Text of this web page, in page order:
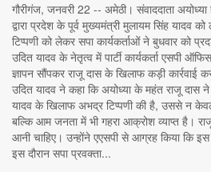
गौरीगंज, जनवरी 22 -- अमेठी। संवाददाता
द्वारा प्रदेश के पूर्व मुख्यमंत्री मुलायम सिंह यादव
टिप्पणी को लेकर सपा कार्यकर्ताओं ने बुधवार को
उदित यादव के नेतृत्व में पार्टी कार्यकर्ता एसपी
ज्ञापन सौंपकर राजू दास के खिलाफ कड़ी कार्रवाई
उदित यादव ने कहा कि अयोध्या के महंत राजू दास
यादव के खिलाफ अभद्र टिप्पणी की है, उससे न केवल
बल्कि आम जनता में भी गहरा आक्रोश व्याप्त है।
आनी चाहिए। उन्होंने एएसपी से आग्रह किया कि इस
इस दौरान सपा प्रवक्ता...